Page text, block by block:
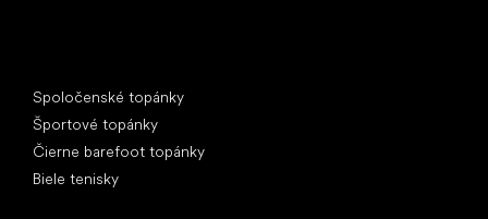
Spoločenské topánky
Športové topánky
Čierne barefoot topánky
Biele tenisky